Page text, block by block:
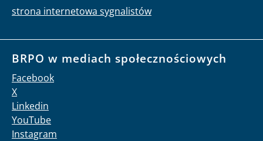
strona internetowa sygnalistów
BRPO w mediach społecznościowych
Facebook
X
Linkedin
YouTube
Instagram